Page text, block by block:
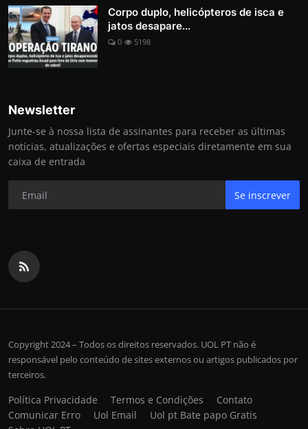
Corpo duplo, helicópteros de isca e
jatos desapare...
0 5198
Newsletter
Junte-se à nossa lista de assinantes para receber as últimas
notícias, atualizações e ofertas especiais diretamente em sua
caixa de entrada
Se inscrever
Copyright 2024 – Todos os direitos reservados. UOL PT não é
responsável pelo conteúdo de sites externos ou artigos publicados por
terceiros.
Política Privacidade Termos e Condições
Contato
Comunicar Erro
Uol Email
Uol pt Bate papo Gratis